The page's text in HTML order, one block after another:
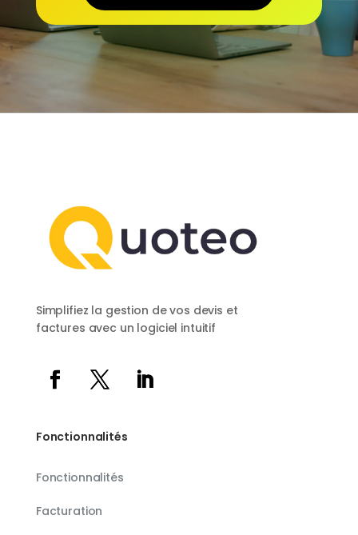
Simplifiez la gestion de vos devis et
factures avec un logiciel intuitif
Fonctionnalités
Fonctionnalités
Facturation